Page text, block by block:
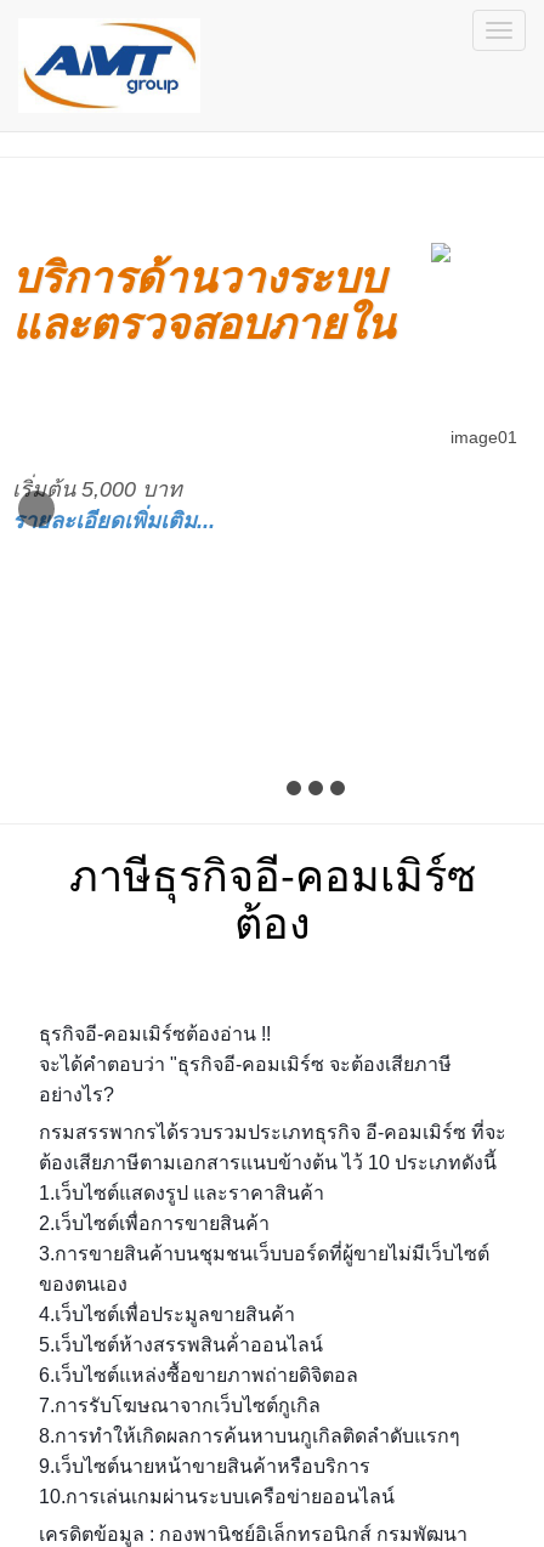
บริการด้านวางระบบ
และตรวจสอบภายใน
เริ่มต้น 5,000 บาท
รายละเอียดเพิ่มเติม...
ภาษีธุรกิจอี-คอมเมิร์ซ
ต้อง
ธุรกิจอี-คอมเมิร์ซต้องอ่าน !!
จะได้คำตอบว่า "ธุรกิจอี-คอมเมิร์ซ จะต้องเสียภาษี
อย่างไร?
กรมสรรพากรได้รวบรวมประเภทธุรกิจ อี-คอมเมิร์ซ ที่จะ
ต้องเสียภาษีตามเอกสารแนบข้างต้น ไว้ 10 ประเภทดังนี้
1.เว็บไซต์แสดงรูป และราคาสินค้า
2.เว็บไซต์เพื่อการขายสินค้า
3.การขายสินค้าบนชุมชนเว็บบอร์ดที่ผู้ขายไม่มีเว็บไซต์
ของตนเอง
4.เว็บไซต์เพื่อประมูลขายสินค้า
5.เว็บไซต์ห้างสรรพสินค้่าออนไลน์
6.เว็บไซต์แหล่งซื้อขายภาพถ่ายดิจิตอล
7.การรับโฆษณาจากเว็บไซต์กูเกิล
8.การทำให้เกิดผลการค้นหาบนกูเกิลติดลำดับแรกๆ
9.เว็บไซต์นายหน้าขายสินค้าหรือบริการ
10.การเล่นเกมผ่านระบบเครือข่ายออนไลน์
เครดิตข้อมูล : กองพานิชย์อิเล็กทรอนิกส์ กรมพัฒนา